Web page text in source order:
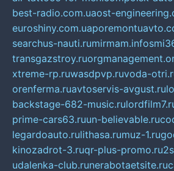
best-radio.com.uaost-
euroshiny.com.ua
searchus-nauti.rumirmam.info
transgazstroy.ru
xtreme-rp.ruwasdpvp.ruvoda-
orenferma.ruavtoservis-avgust.ru
backstage-682-music.ru
prime-cars63.ruun-believable.ru
legardoauto.rulithasa.rumuz-1.ru
kinozadrot-3.ruqr-plus-promo.ru
udalenka-club.runerabotaetsite.ru